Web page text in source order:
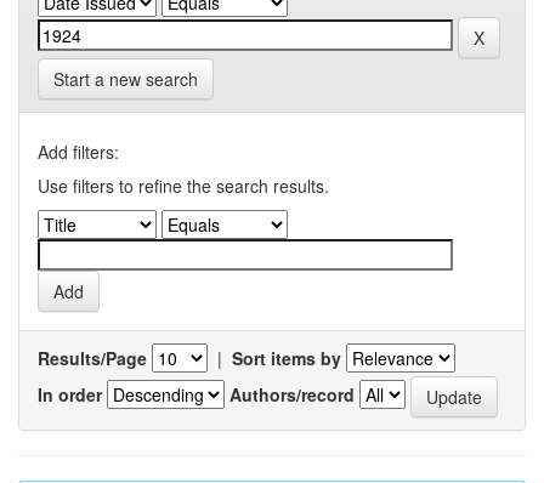
Start a new search
Add filters:
Use filters to refine the search results.
Results/Page | Sort items by
In order
Authors/record